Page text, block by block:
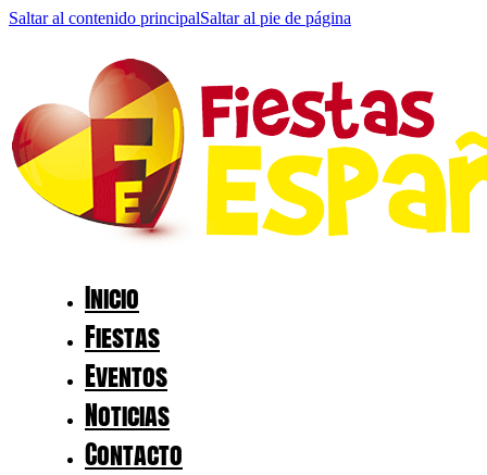
Saltar al contenido principalSaltar al pie de página
Inicio
Fiestas
Eventos
Noticias
Contacto